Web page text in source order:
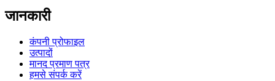
जानकारी
कंपनी प्रोफाइल
उत्पादों
मानद प्रमाण पत्र
हमसे संपर्क करें